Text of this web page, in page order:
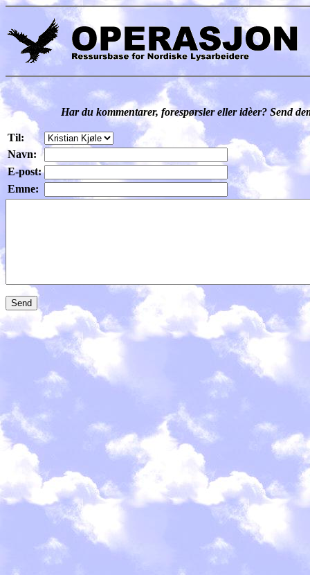
Har du kommentarer, forespørsler eller idèer? Send
Til:
Navn:
E-post:
Emne: